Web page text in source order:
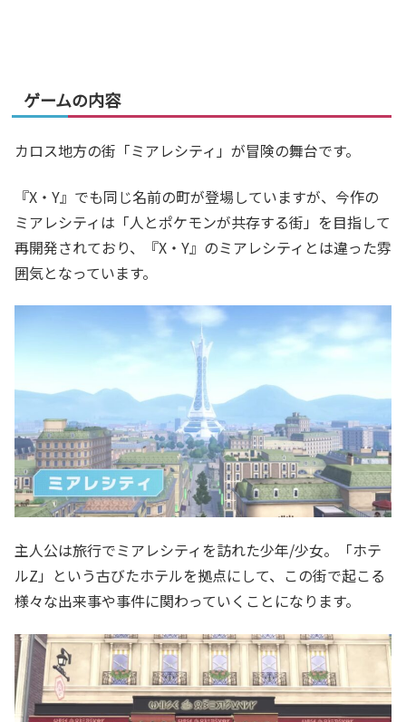
ゲームの内容
カロス地方の街「ミアレシティ」が冒険の舞台です。
『X・Y』でも同じ名前の町が登場していますが、今作の
ミアレシティは「人とポケモンが共存する街」を目指して
再開発されており、『X・Y』のミアレシティとは違った雰
囲気となっています。
主人公は旅行でミアレシティを訪れた少年/少女。「ホテ
ルZ」という古びたホテルを拠点にして、この街で起こる
様々な出来事や事件に関わっていくことになります。